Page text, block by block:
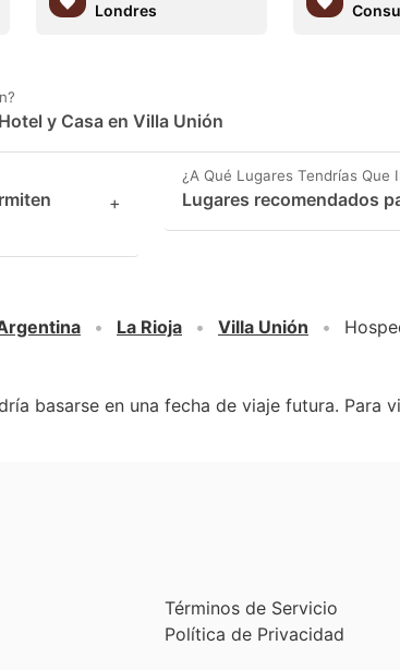
Londres
y Casa en Villa Unión
+
¿A Qué Lugares Tendrías Que
Lugares recomendados
La Rioja Villa Unión
basarse en una fecha de viaje futura. Para
Términos de Servicio
Política de Privacidad